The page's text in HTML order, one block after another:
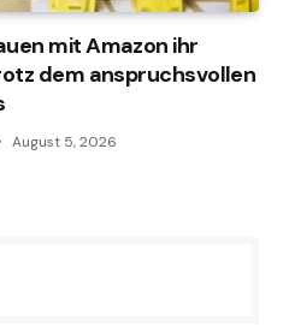
mit Amazon ihr
dem anspruchsvollen
August 5, 2026